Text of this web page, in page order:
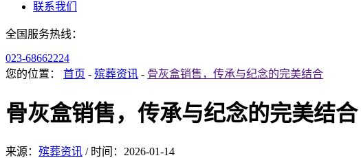
联系我们
全国服务热线：
023-68662224
您的位置：
首页 - 殡葬资讯 - 骨灰盒销售，传承与纪念的完美结合
骨灰盒销售，传承与纪念的完美结合
来源： 殡葬资讯 / 时间： 2026-01-14